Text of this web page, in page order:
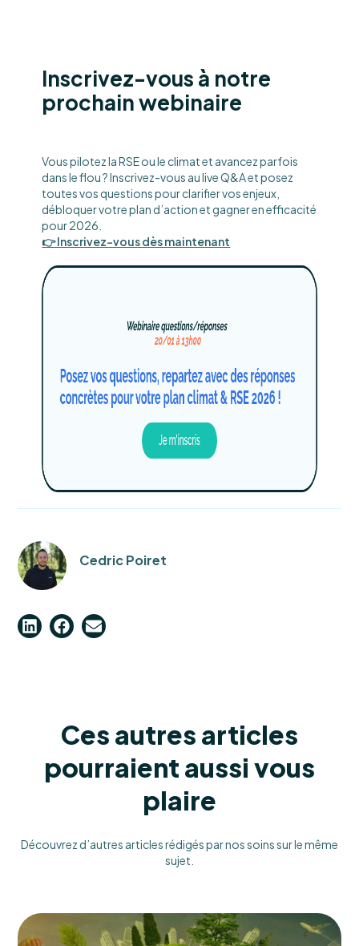
Inscrivez-vous à notre
prochain webinaire
Vous pilotez la RSE ou le climat et avancez parfois
dans le flou ? Inscrivez-vous au live Q&A et posez
toutes vos questions pour clarifier vos enjeux,
débloquer votre plan d’action et gagner en efficacité
pour 2026.
👉 Inscrivez-vous dès maintenant
Cedric Poiret
Ces autres articles
pourraient aussi vous
plaire
Découvrez d’autres articles rédigés par nos soins sur le même
sujet.